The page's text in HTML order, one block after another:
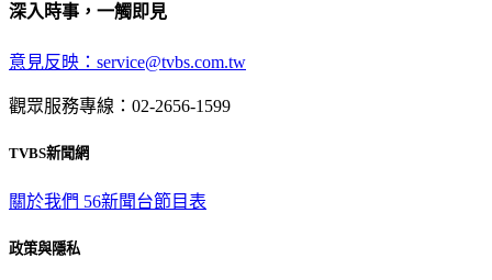
深入時事，一觸即見
意見反映：service@tvbs.com.tw
觀眾服務專線：02-2656-1599
TVBS新聞網
關於我們 56新聞台節目表
政策與隱私